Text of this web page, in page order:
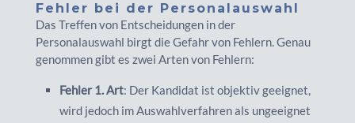
Fehler bei der Personalauswahl
Das Treffen von Entscheidungen in der
Personalauswahl birgt die Gefahr von Fehlern. Genau
genommen gibt es zwei Arten von Fehlern:
Fehler 1. Art: Der Kandidat ist objektiv geeignet,
wird jedoch im Auswahlverfahren als ungeeignet